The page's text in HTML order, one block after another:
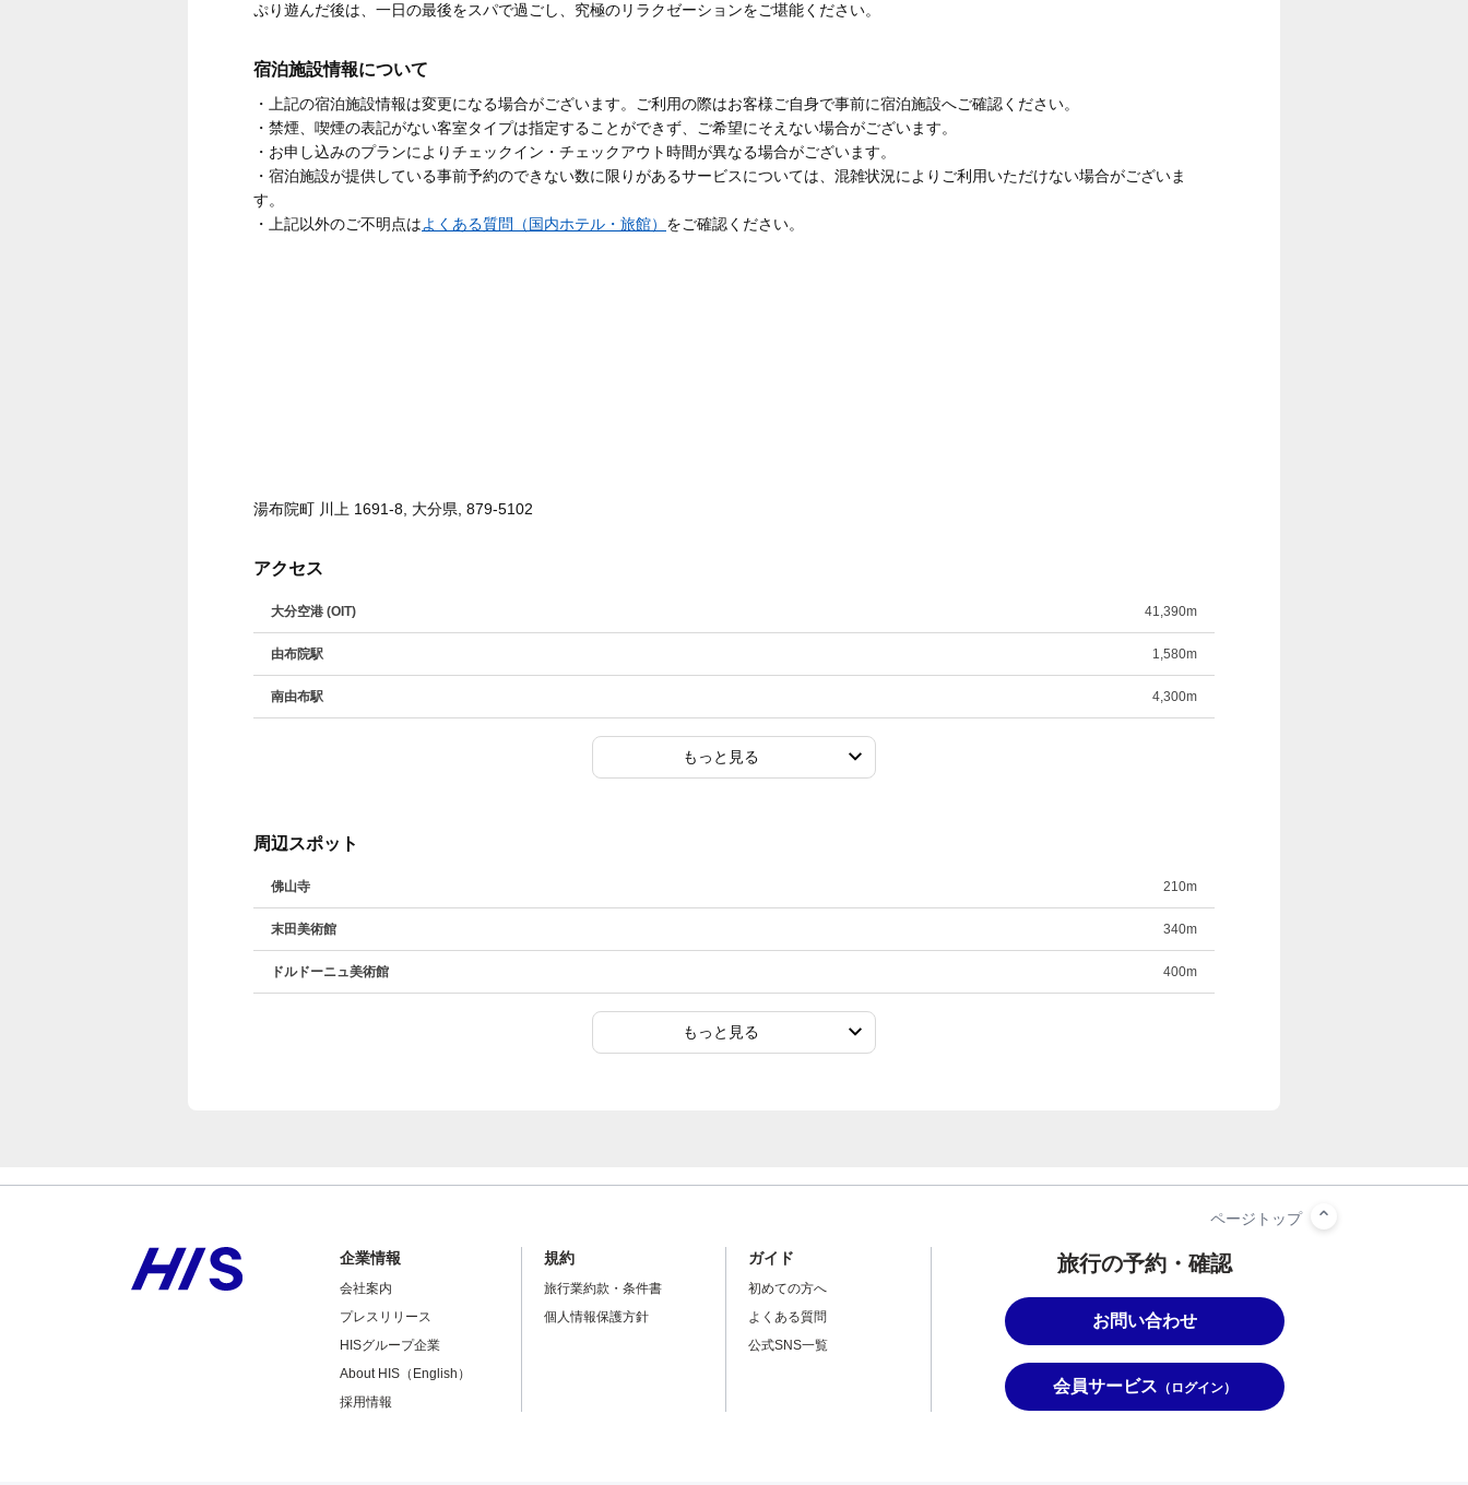
ぷり遊んだ後は、一日の最後をスパで過ごし、究極のリラクゼーションをご堪能ください。
宿泊施設情報について
・上記の宿泊施設情報は変更になる場合がございます。ご利用の際はお客様ご自身で事前に宿泊施設へご確認ください。
・禁煙、喫煙の表記がない客室タイプは指定することができず、ご希望にそえない場合がございます。
・お申し込みのプランによりチェックイン・チェックアウト時間が異なる場合がございます。
・宿泊施設が提供している事前予約のできない数に限りがあるサービスについては、混雑状況によりご利用いただけない場合がございま
す。
・上記以外のご不明点はよくある質問（国内ホテル・旅館） をご確認ください。
湯布院町 川上 1691-8, 大分県, 879-5102
アクセス
大分空港 (OIT) 41,390m
由布院駅 1,580m
南由布駅 4,300m
もっと見る
周辺スポット
佛山寺 210m
末田美術館 340m
ドルドーニュ美術館 400m
もっと見る
旅行の予約・確認
お問い合わせ
会員サービス （ログイン）
企業情報
会社案内
プレスリリース
HISグループ企業
About HIS（English）
採用情報
規約
旅行業約款・条件書
個人情報保護方針
ガイド
初めての方へ
よくある質問
公式SNS一覧